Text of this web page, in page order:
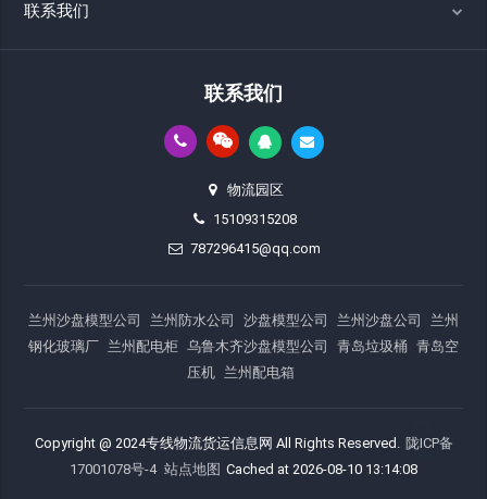
联系我们
联系我们
物流园区
15109315208
787296415@qq.com
兰州沙盘模型公司 兰州防水公司 沙盘模型公司 兰州沙盘公司
兰州
钢化玻璃厂 兰州配电柜 乌鲁木齐沙盘模型公司 青岛垃圾桶 青岛空
压机 兰州配电箱
Copyright @ 2024专线物流货运信息网 All Rights Reserved. 陇ICP备
17001078号-4 站点地图 Cached at 2026-08-10 13:14:08